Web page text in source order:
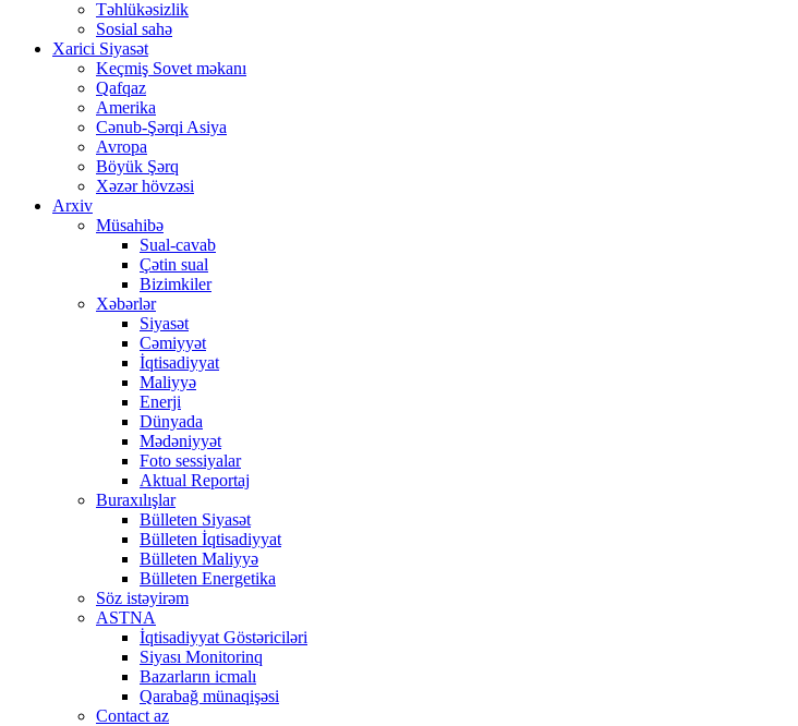
Təhlükəsizlik
Sosial sahə
Xarici Siyasət
Keçmiş Sovet məkanı
Qafqaz
Amerika
Cənub-Şərqi Asiya
Avropa
Böyük Şərq
Xəzər hövzəsi
Arxiv
Müsahibə
Sual-cavab
Çətin sual
Bizimkiler
Xəbərlər
Siyasət
Cəmiyyət
İqtisadiyyat
Maliyyə
Enerji
Dünyada
Mədəniyyət
Foto sessiyalar
Aktual Reportaj
Buraxılışlar
Bülleten Siyasət
Bülleten İqtisadiyyat
Bülleten Maliyyə
Bülleten Energetika
Söz istəyirəm
ASTNA
İqtisadiyyat Göstəriciləri
Siyası Monitorinq
Bazarların icmalı
Qarabağ münaqişəsi
Contact az